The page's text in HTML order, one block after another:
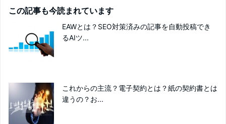
この記事も今読まれています
EAWとは？SEO対策済みの記事を自動投稿でき
るAIツ...
これからの主流？電子契約とは？紙の契約書とは
違うの？お...